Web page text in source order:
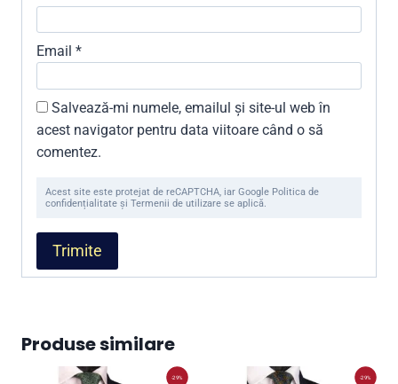
Email *
Salvează-mi numele, emailul și site-ul web în
acest navigator pentru data viitoare când o să
comentez.
Acest site este protejat de reCAPTCHA, iar Google Politica de
confidențialitate și Termenii de utilizare se aplică.
Produse similare
-29% -29%